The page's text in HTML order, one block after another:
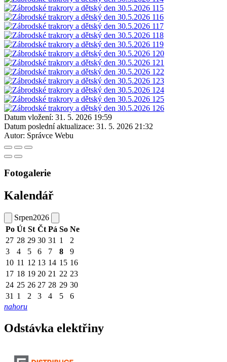
Datum vložení: 31. 5. 2026 19:59
Datum poslední aktualizace: 31. 5. 2026 21:32
Autor: Správce Webu
Fotogalerie
Kalendář
Srpen2026
Po Út St Čt Pá So Ne
27 28 29 30 31 1
2
3
4 5 6 7 8
9
10 11 12 13 14 15 16
17 18 19 20 21 22 23
24 25 26 27 28 29 30
31 1 2 3 4 5
6
nahoru
Odstávka elektřiny